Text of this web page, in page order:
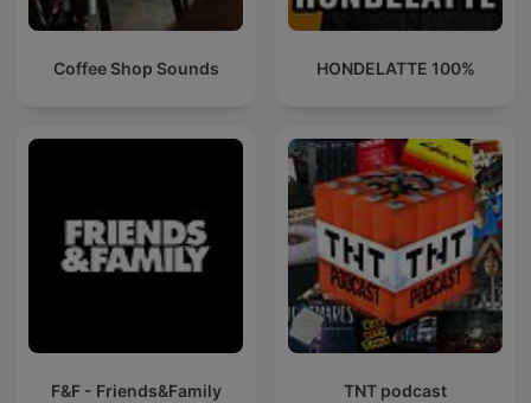
100% HONDELATTE
Coffee Shop Sounds
TNT podcast
F&F - Friends&Family